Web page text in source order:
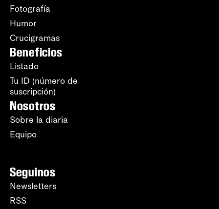
Fotografía
Humor
Crucigramas
Beneficios
Listado
Tu ID (número de
suscripción)
Nosotros
Sobre la diaria
Equipo
Seguinos
Newsletters
RSS